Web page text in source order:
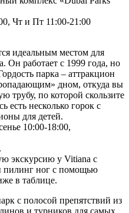
Чт и Пт 11:00-21:00
идеальным местом для
Он работает с 1999 года, но
парка – аттракцион
дном, откуда вы
трубу, по которой скользите
есть несколько горок с
для детей.
10:00-18:00,
экскурсию у Vitiana с
пилинг ног с помощью
в таблице.
с полосой препятствий из